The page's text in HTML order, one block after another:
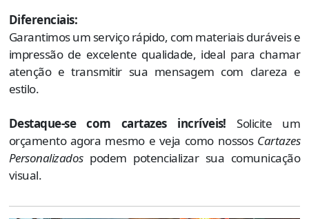
Diferenciais:
Garantimos um serviço rápido, com materiais duráveis e
impressão de excelente qualidade, ideal para chamar
atenção e transmitir sua mensagem com clareza e
estilo.
Destaque-se com cartazes incríveis! Solicite um
orçamento agora mesmo e veja como nossos Cartazes
Personalizadospodem potencializar sua comunicação
visual.